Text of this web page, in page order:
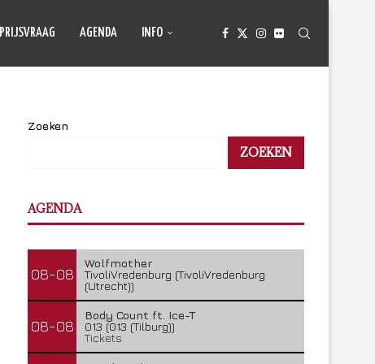
PRIJSVRAAG AGENDA INFO
Zoeken
ZOEKEN
AGENDA
08-08
Wolfmother
TivoliVredenburg (TivoliVredenburg
(Utrecht))
08-08
Body Count ft. Ice-T
013 (013 (Tilburg))
Tickets